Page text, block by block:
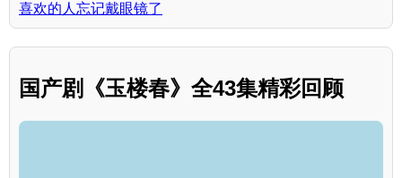
喜欢的人忘记戴眼镜了
国产剧《玉楼春》全43集精彩回顾